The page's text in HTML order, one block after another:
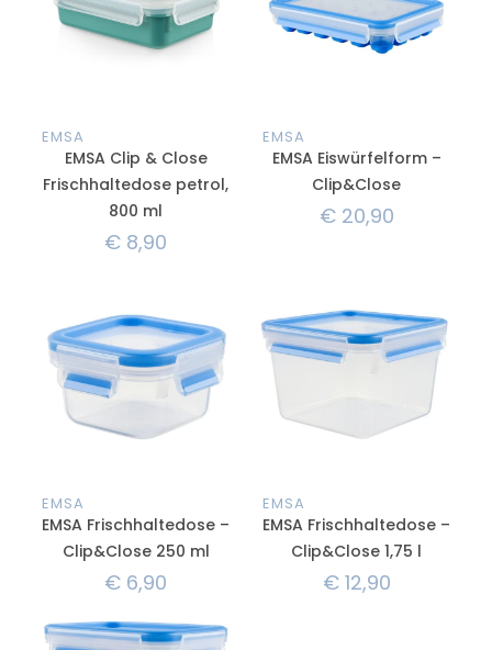
EMSA
EMSA Clip & Close
Frischhaltedose petrol,
800 ml
€ 8,90
EMSA
EMSA Eiswürfelform –
Clip&Close
€20,90
EMSA
EMSA Frischhaltedose –
Clip&Close 250 ml
€ 6,90
EMSA
EMSA Frischhaltedose –
Clip&Close 1,75 l
€12,90